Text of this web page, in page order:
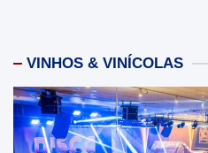
VINHOS & VINÍCOLAS